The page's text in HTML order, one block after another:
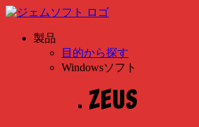
製品
目的から探す
Windowsソフト